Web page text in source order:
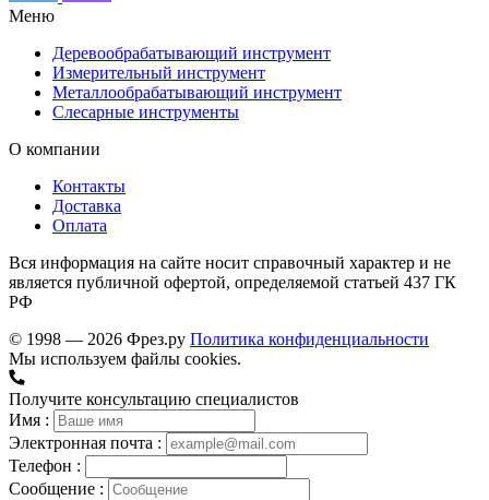
Меню
Деревообрабатывающий инструмент
Измерительный инструмент
Металлообрабатывающий инструмент
Слесарные инструменты
О компании
Контакты
Доставка
Оплата
Вся информация на сайте носит справочный характер и не
является публичной офертой, определяемой статьей 437 ГК
РФ
© 1998 — 2026 Фрез.ру Политика конфиденциальности
Мы используем файлы cookies.
Получите консультацию специалистов
Имя :
Электронная почта :
Телефон :
Сообщение :